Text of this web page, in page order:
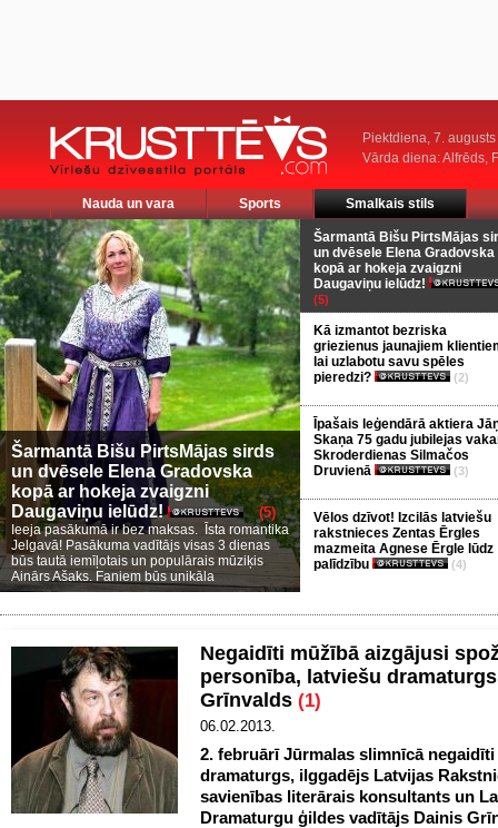
Piektdiena, 7. augusts
Vārda diena: Alfrēds,
Nauda un vara Sports Smalkais stils
Šarmantā Bišu PirtsMājas sirds
un dvēsele Elena Gradovska
kopā ar hokeja zvaigzni
Daugaviņu ielūdz!
(5)
Ieeja pasākumā ir bez maksas. Īsta romantika
Jelgavā! Pasākuma vadītājs visas 3 dienas
būs tautā iemīļotais un populārais mūziķis
Ainārs Ašaks. Faniem būs unikāla
Šarmantā Bišu PirtsMājas
un dvēsele Elena Gradovska
kopā ar hokeja zvaigzni
Daugaviņu ielūdz!
(5)
Kā izmantot bezriska
griezienus jaunajiem
lai uzlabotu savu spēles
pieredzi?
(2)
Īpašais leģendārā aktiera
Skaņa 75 gadu jubilejas
Skroderdienas Silmačos
Druvienā
(3)
Vēlos dzīvot! Izcilās latviešu
rakstnieces Zentas Ērgles
mazmeita Agnese Ērgle lūdz
palīdzību
(4)
Negaidīti mūžībā aizgājusi
personība, latviešu
Grīnvalds (1)
06.02.2013.
2. februārī Jūrmalas slimnīcā
dramaturgs, ilggadējs Latvijas
savienības literārais konsultants un
Dramaturgu ģildes vadītājs Dainis